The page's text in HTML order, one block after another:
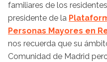
familiares de los
presidente de la
Personas Mayores en
nos recuerda que su
Comunidad de Madrid